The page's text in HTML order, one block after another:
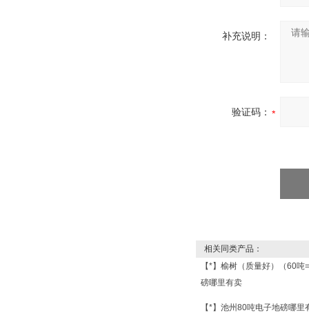
补充说明：
验证码：
相关同类产品：
【*】榆树（质量好）（60
磅哪里有卖
【*】池州80吨电子地磅哪里